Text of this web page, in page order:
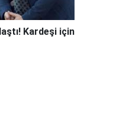
Kardeşi için